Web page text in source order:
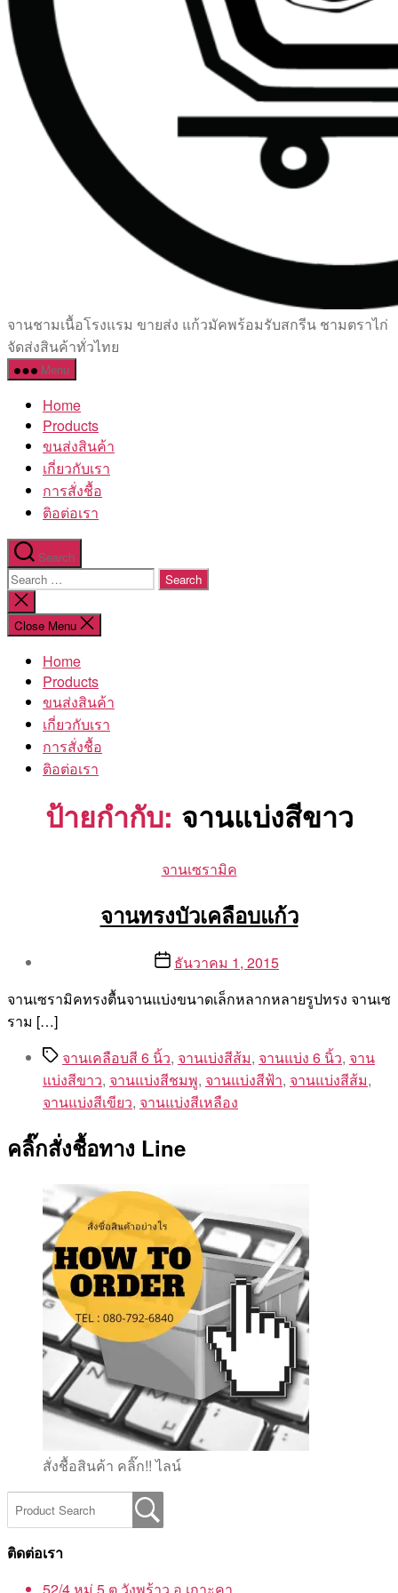
เซรามิค
ครบ
ครัน
โรงงาน
จานชามเนื้อโรงแรม ขายส่ง แก้วมัคพร้อมรับสกรีน ชามตราไก่
จัดส่งสินค้าทั่วไทย
Menu
Home
Products
ขนส่งสินค้า
เกี่ยวกับเรา
การสั่งชื้อ
ติอต่อเรา
Search
Search
for:
Close
search
Close Menu
Home
Products
ขนส่งสินค้า
เกี่ยวกับเรา
การสั่งชื้อ
ติอต่อเรา
ป้ายกำกับ: จานแบ่งสีขาว
Categories
จานเซรามิค
จานทรงบัวเคลือบแก้ว
Aea
Postธันวาคม 1, 2015
จานเซรามิคทรงตื้นจานแบ่งขนาดเล็กหลากหลายรูปทรง จานเซ
ราม […]
Tagsจานเคลือบสี 6 นิ้ว, จานเบ่งสีส้ม, จานแบ่ง 6 นิ้ว, จาน
แบ่งสีขาว, จานแบ่งสีชมพู, จานแบ่งสีฟ้า, จานแบ่งสีส้ม,
จานแบ่งสีเขียว, จานแบ่งสีเหลือง
คลิ๊กสั่งชื้อทาง Line
สั่งชื้อสินค้า คลิ๊ก!! ไลน์
ติดต่อเรา